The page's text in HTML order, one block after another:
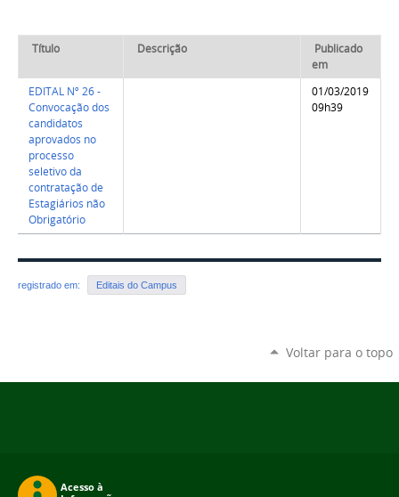
Título Descrição
Publicado
em
EDITAL Nº 26 -
Convocação dos
candidatos
aprovados no
processo
seletivo da
contratação de
Estagiários não
Obrigatório
01/03/2019
09h39
registrado em: Editais do Campus
Voltar para o topo